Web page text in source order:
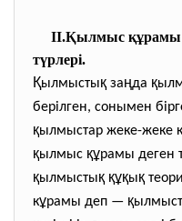
ІІ.Қылмыс құрамы
түрлері.
Қылмыстық заңда қ
берілген, сонымен
қылмыстар жеке-жеке к
қылмыс құрамы деген
қылмыстық құқық
кұрамы деп — қ